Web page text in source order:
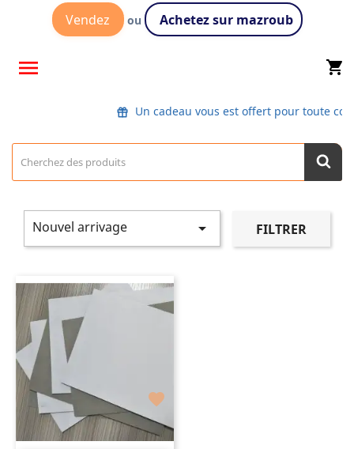
Vendez ou Achetez sur mazroub
 shopping_cart
Un cadeau vous est offert pour toute
Nouvel arrivage  FILTRER
